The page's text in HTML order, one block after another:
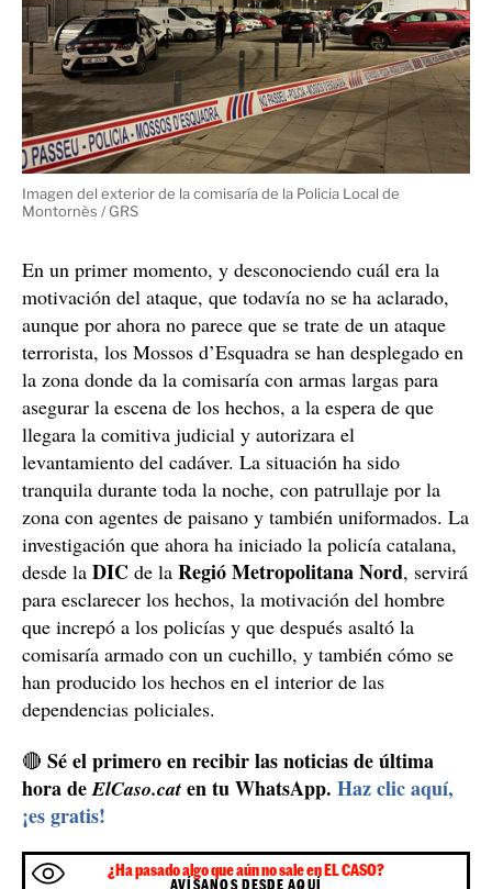
Imagen del exterior de la comisaría de la Policia Local de
Montornès / GRS
En un primer momento, y desconociendo cuál era la
motivación del ataque, que todavía no se ha aclarado,
aunque por ahora no parece que se trate de un ataque
terrorista, los Mossos d’Esquadra se han desplegado en
la zona donde da la comisaría con armas largas para
asegurar la escena de los hechos, a la espera de que
llegara la comitiva judicial y autorizara el
levantamiento del cadáver. La situación ha sido
tranquila durante toda la noche, con patrullaje por la
zona con agentes de paisano y también uniformados. La
investigación que ahora ha iniciado la policía catalana,
desde la DIC de la Regió Metropolitana Nord, servirá
para esclarecer los hechos, la motivación del hombre
que increpó a los policías y que después asaltó la
comisaría armado con un cuchillo, y también cómo se
han producido los hechos en el interior de las
dependencias policiales.
🔴 Sé el primero en recibir las noticias de última
hora deElCaso.cat en tu WhatsApp. Haz clic aquí,
¡es gratis!
¿Ha pasado algo que aún no sale en EL CASO?
AVÍSANOS DESDE AQUÍ